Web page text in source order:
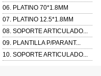
06. PLATINO 70*1.8MM
07. PLATINO 12.5*1.8MM
08. SOPORTE ARTICULADO...
09. PLANTILLA P/PARANT...
10. SOPORTE ARTICULADO...